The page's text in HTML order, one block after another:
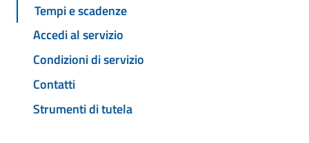
Tempi e scadenze
Accedi al servizio
Condizioni di servizio
Contatti
Strumenti di tutela